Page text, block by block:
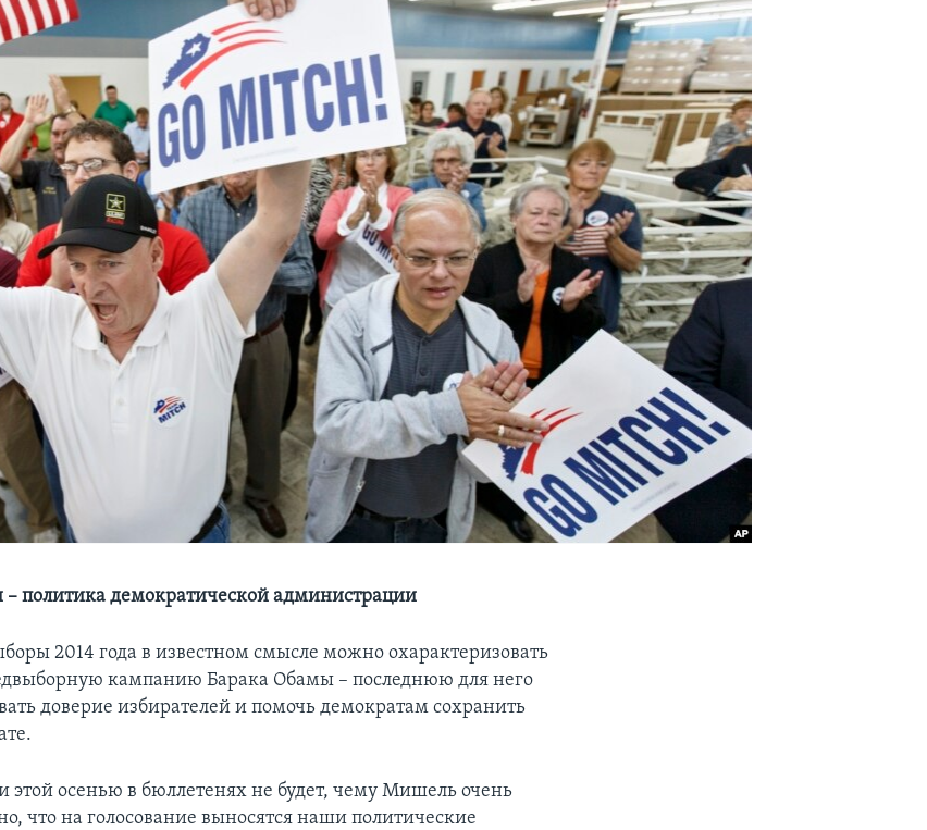
– политика демократической администрации
2014 года в известном смысле можно охарактеризовать
кампанию Барака Обамы – последнюю для него
доверие избирателей и помочь демократам сохранить
этой осенью в бюллетенях не будет, чему Мишель очень
что на голосование выносятся наши политические